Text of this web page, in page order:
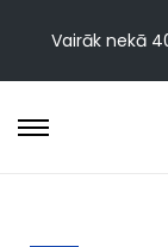
Vairāk nekā